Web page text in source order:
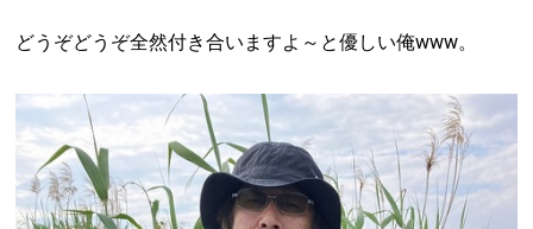
どうぞどうぞ全然付き合いますよ～と優しい俺www。